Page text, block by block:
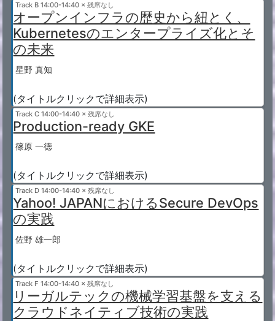
Track B 14:00-14:40 × 残席なし
オープンインフラの歴史から紐とく、
Kubernetesのエンタープライズ化とそ
の未来
星野 真知
(タイトルクリックで詳細表示)
Track C 14:00-14:40 × 残席なし
Production-ready GKE
篠原 一徳
(タイトルクリックで詳細表示)
Track D 14:00-14:40 × 残席なし
Yahoo! JAPANにおけるSecure DevOps
の実践
佐野 雄一郎
(タイトルクリックで詳細表示)
Track F 14:00-14:40 × 残席なし
リーガルテックの機械学習基盤を支える
クラウドネイティブ技術の実践